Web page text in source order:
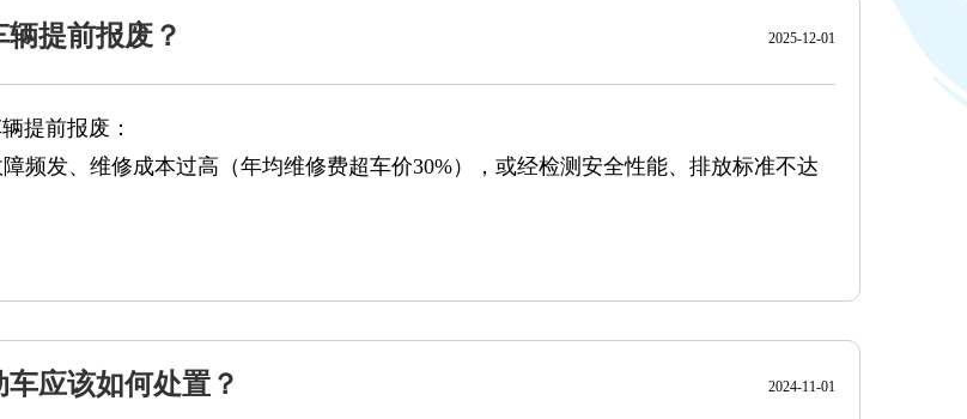
提前报废？ 2025-12-01
提前报废：
频发、维修成本过高（年均维修费超车价30%），或经检测安全性能、排放标准不达
残值；
下
应该如何处置？ 2024-11-01